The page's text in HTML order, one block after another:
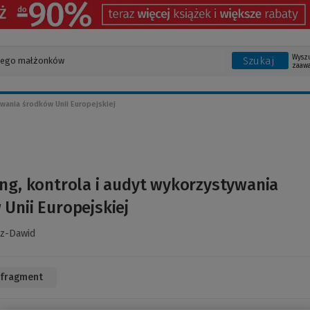
Szukaj
środków Unii Europejskiej
kontrola i audyt wykorzystywania
Europejskiej
Dawid